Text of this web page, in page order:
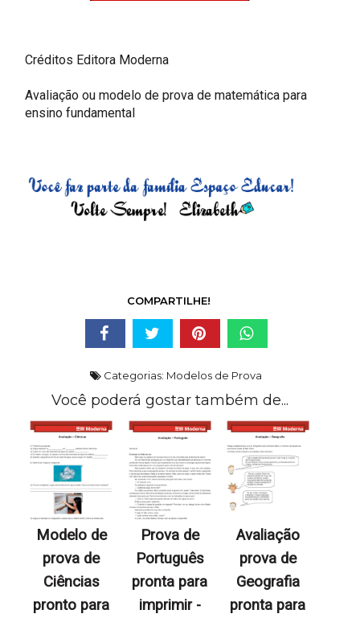
Créditos Editora Moderna
Avaliação ou modelo de prova de matemática para
ensino fundamental
COMPARTILHE!
Categorias: Modelos de Prova
Você poderá gostar também de...
Modelo de
prova de
Ciências
pronto para
Prova de
Português
pronta para
imprimir -
Avaliação
prova de
Geografia
pronta para